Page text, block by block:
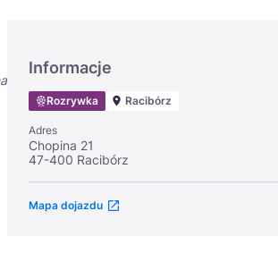
Turystyczne
日本語
Svenska
Informacje
Rozrywka Racibórz
Adres
Chopina 21
47-400 Racibórz
Mapa dojazdu